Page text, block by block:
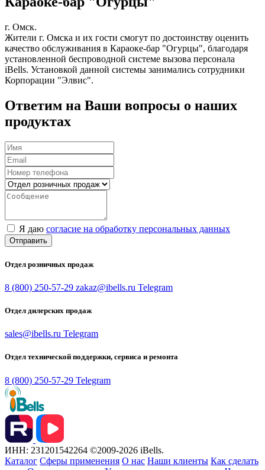
г. Омск.
Жители г. Омска и их гости смогут по достоинству оценить
качество обслуживания в Караоке-бар "Огурцы", благодаря
установленной беспроводной системе вызова персонала
iBells. Установкой данной системы занимались сотрудники
Корпорации "Элвис".
Ответим на Ваши вопросы о наших
продуктах
Я даю согласие на обработку персональных данных
Отправить
Отдел розничных продаж
8 (800) 250-57-29 zakaz@ibells.ru Telegram
Отдел дилерских продаж
sales@ibells.ru Telegram
Отдел технической поддержки, сервиса и ремонта
8 (800) 250-57-29 Telegram
ИНН: 231201542264 ©2009-2026 iBells.
Каталог Сферы применения О нас Наши клиенты Как сделать